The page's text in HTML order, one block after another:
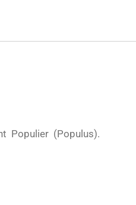
Populier (Populus).